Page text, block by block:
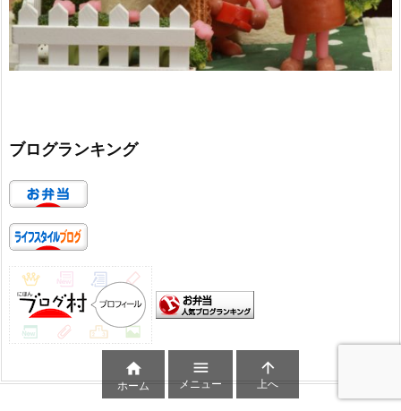
ブログランキング

ホーム

メニュー

上へ